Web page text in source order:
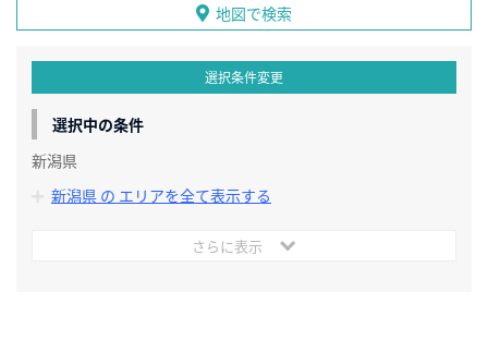
地図で検索
選択条件変更
選択中の条件
新潟県
新潟県 の エリアを全て表示する
さらに表示